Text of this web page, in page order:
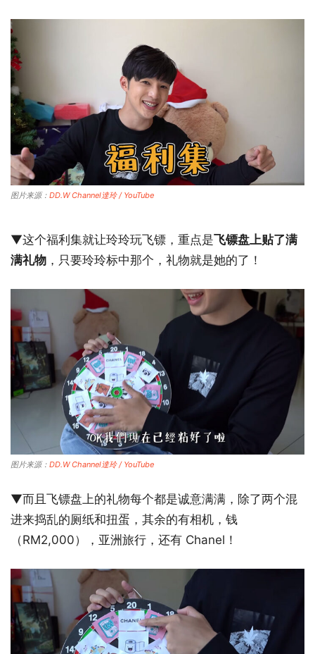
图片来源： DD.W Channel達玲 / YouTube
▼这个福利集就让玲玲玩飞镖，重点是飞镖盘上贴了满
满礼物 ，只要玲玲标中那个，礼物就是她的了！
图片来源： DD.W Channel達玲 / YouTube
▼而且飞镖盘上的礼物每个都是诚意满满，除了两个混
进来捣乱的厕纸和扭蛋，其余的有相机，钱
（RM2,000），亚洲旅行，还有 Chanel！